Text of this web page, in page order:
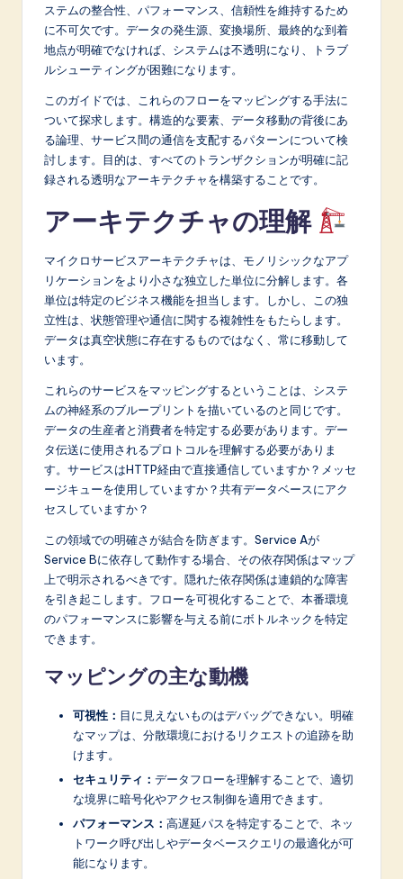
in
A
&
S
o
w
ステムの整合性、パフォーマンス、信頼性を維持するため
に不可欠です。データの発生源、変換場所、最終的な到着
地点が明確でなければ、システムは不透明になり、トラブ
ルシューティングが困難になります。
このガイドでは、これらのフローをマッピングする手法に
ついて探求します。構造的な要素、データ移動の背後にあ
る論理、サービス間の通信を支配するパターンについて検
討します。目的は、すべてのトランザクションが明確に記
録される透明なアーキテクチャを構築することです。
アーキテクチャの理解
マイクロサービスアーキテクチャは、モノリシックなアプ
リケーションをより小さな独立した単位に分解します。各
単位は特定のビジネス機能を担当します。しかし、この独
立性は、状態管理や通信に関する複雑性をもたらします。
データは真空状態に存在するものではなく、常に移動して
います。
これらのサービスをマッピングするということは、システ
ムの神経系のブループリントを描いているのと同じです。
データの生産者と消費者を特定する必要があります。デー
タ伝送に使用されるプロトコルを理解する必要がありま
す。サービスはHTTP経由で直接通信していますか？メッセ
ージキューを使用していますか？共有データベースにアク
セスしていますか？
この領域での明確さが結合を防ぎます。Service Aが
Service Bに依存して動作する場合、その依存関係はマップ
上で明示されるべきです。隠れた依存関係は連鎖的な障害
を引き起こします。フローを可視化することで、本番環境
のパフォーマンスに影響を与える前にボトルネックを特定
できます。
マッピングの主な動機
可視性： 目に見えないものはデバッグできない。明確
なマップは、分散環境におけるリクエストの追跡を助
けます。
セキュリティ： データフローを理解することで、適切
な境界に暗号化やアクセス制御を適用できます。
パフォーマンス： 高遅延パスを特定することで、ネッ
トワーク呼び出しやデータベースクエリの最適化が可
能になります。